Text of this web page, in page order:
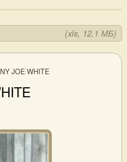
(xls, 12.1 МБ)
JOE WHITE